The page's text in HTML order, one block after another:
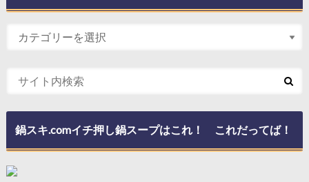
鍋スキ.comイチ押し鍋スープはこれ！ これだってば！